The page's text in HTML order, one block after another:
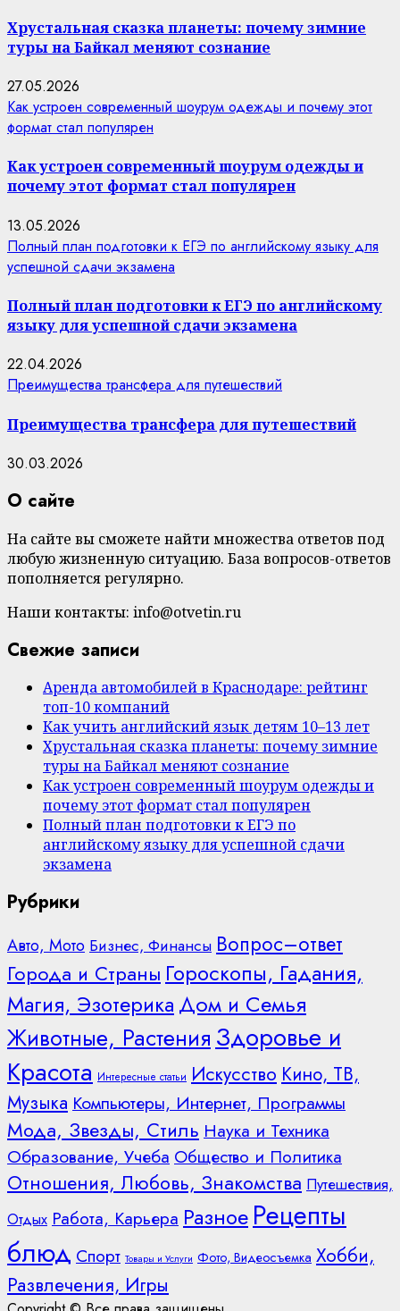
Хрустальная сказка планеты: почему зимние
туры на Байкал меняют сознание
27.05.2026
Как устроен современный шоурум одежды и почему этот
формат стал популярен
Как устроен современный шоурум одежды и
почему этот формат стал популярен
13.05.2026
Полный план подготовки к ЕГЭ по английскому языку для
успешной сдачи экзамена
Полный план подготовки к ЕГЭ по английскому
языку для успешной сдачи экзамена
22.04.2026
Преимущества трансфера для путешествий
Преимущества трансфера для путешествий
30.03.2026
О сайте
На сайте вы сможете найти множества ответов под
любую жизненную ситуацию. База вопросов-ответов
пополняется регулярно.
Наши контакты: info@otvetin.ru
Свежие записи
Аренда автомобилей в Краснодаре: рейтинг
топ-10 компаний
Как учить английский язык детям 10–13 лет
Хрустальная сказка планеты: почему зимние
туры на Байкал меняют сознание
Как устроен современный шоурум одежды и
почему этот формат стал популярен
Полный план подготовки к ЕГЭ по
английскому языку для успешной сдачи
экзамена
Рубрики
Авто, МотоБизнес, Финансы Вопрос–ответ
Города и Страны Гороскопы, Гадания,
Магия, Эзотерика Дом и Семья
Животные, Растения Здоровье и
Красота Интересные статьи Искусство Кино, ТВ,
Музыка Компьютеры, Интернет, Программы
Мода, Звезды, Стиль Наука и Техника
Образование, Учеба Общество и Политика
Отношения, Любовь, Знакомства Путешествия,
Отдых Работа, Карьера Разное Рецепты
блюд Спорт Товары и Услуги Фото, Видеосъемка Хобби,
Развлечения, Игры